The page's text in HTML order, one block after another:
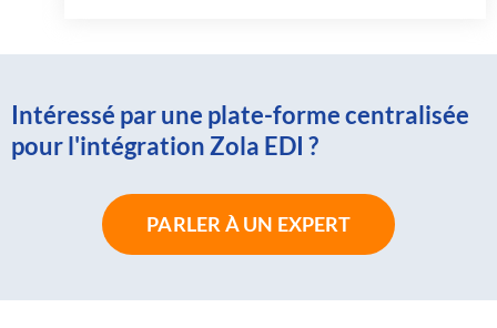
Intéressé par une plate-forme centralisée
pour l'intégration Zola EDI ?
PARLER À UN EXPERT